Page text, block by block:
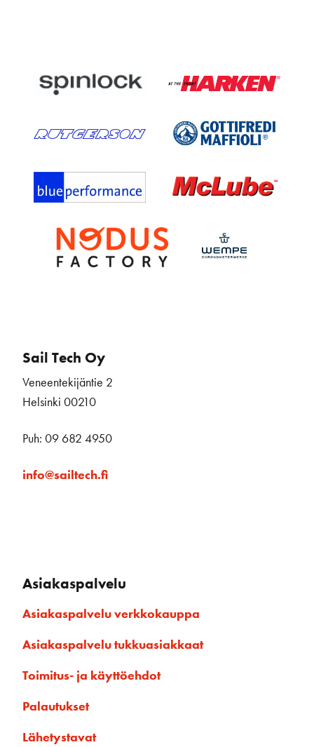
Sail Tech Oy
Veneentekijäntie 2
Helsinki 00210
Puh: 09 682 4950
info@sailtech.fi
Asiakaspalvelu
Asiakaspalvelu verkkokauppa
Asiakaspalvelu tukkuasiakkaat
Toimitus- ja käyttöehdot
Palautukset
Lähetystavat